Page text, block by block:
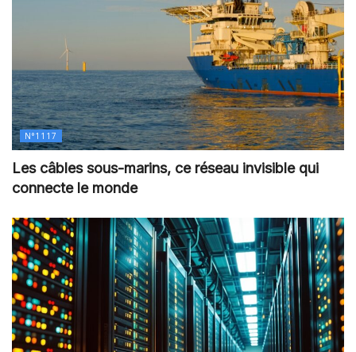
N°1117
Les câbles sous-marins, ce réseau invisible qui
connecte le monde